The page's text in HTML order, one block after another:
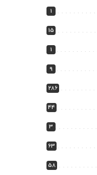
1
15
1
9
286
44
3
63
58